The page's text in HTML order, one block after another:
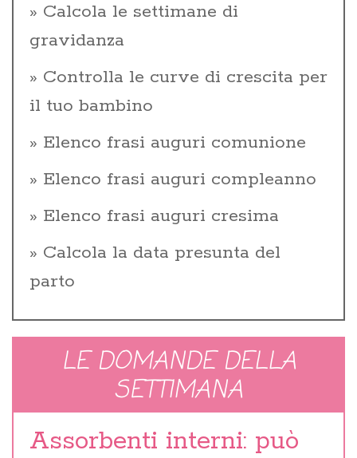
Calcola le settimane di
gravidanza
Controlla le curve di crescita per
il tuo bambino
Elenco frasi auguri comunione
Elenco frasi auguri compleanno
Elenco frasi auguri cresima
Calcola la data presunta del
parto
LE DOMANDE DELLA
SETTIMANA
Assorbenti interni: può